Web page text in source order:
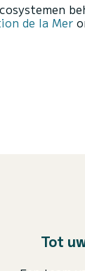
de la Mer
Tot